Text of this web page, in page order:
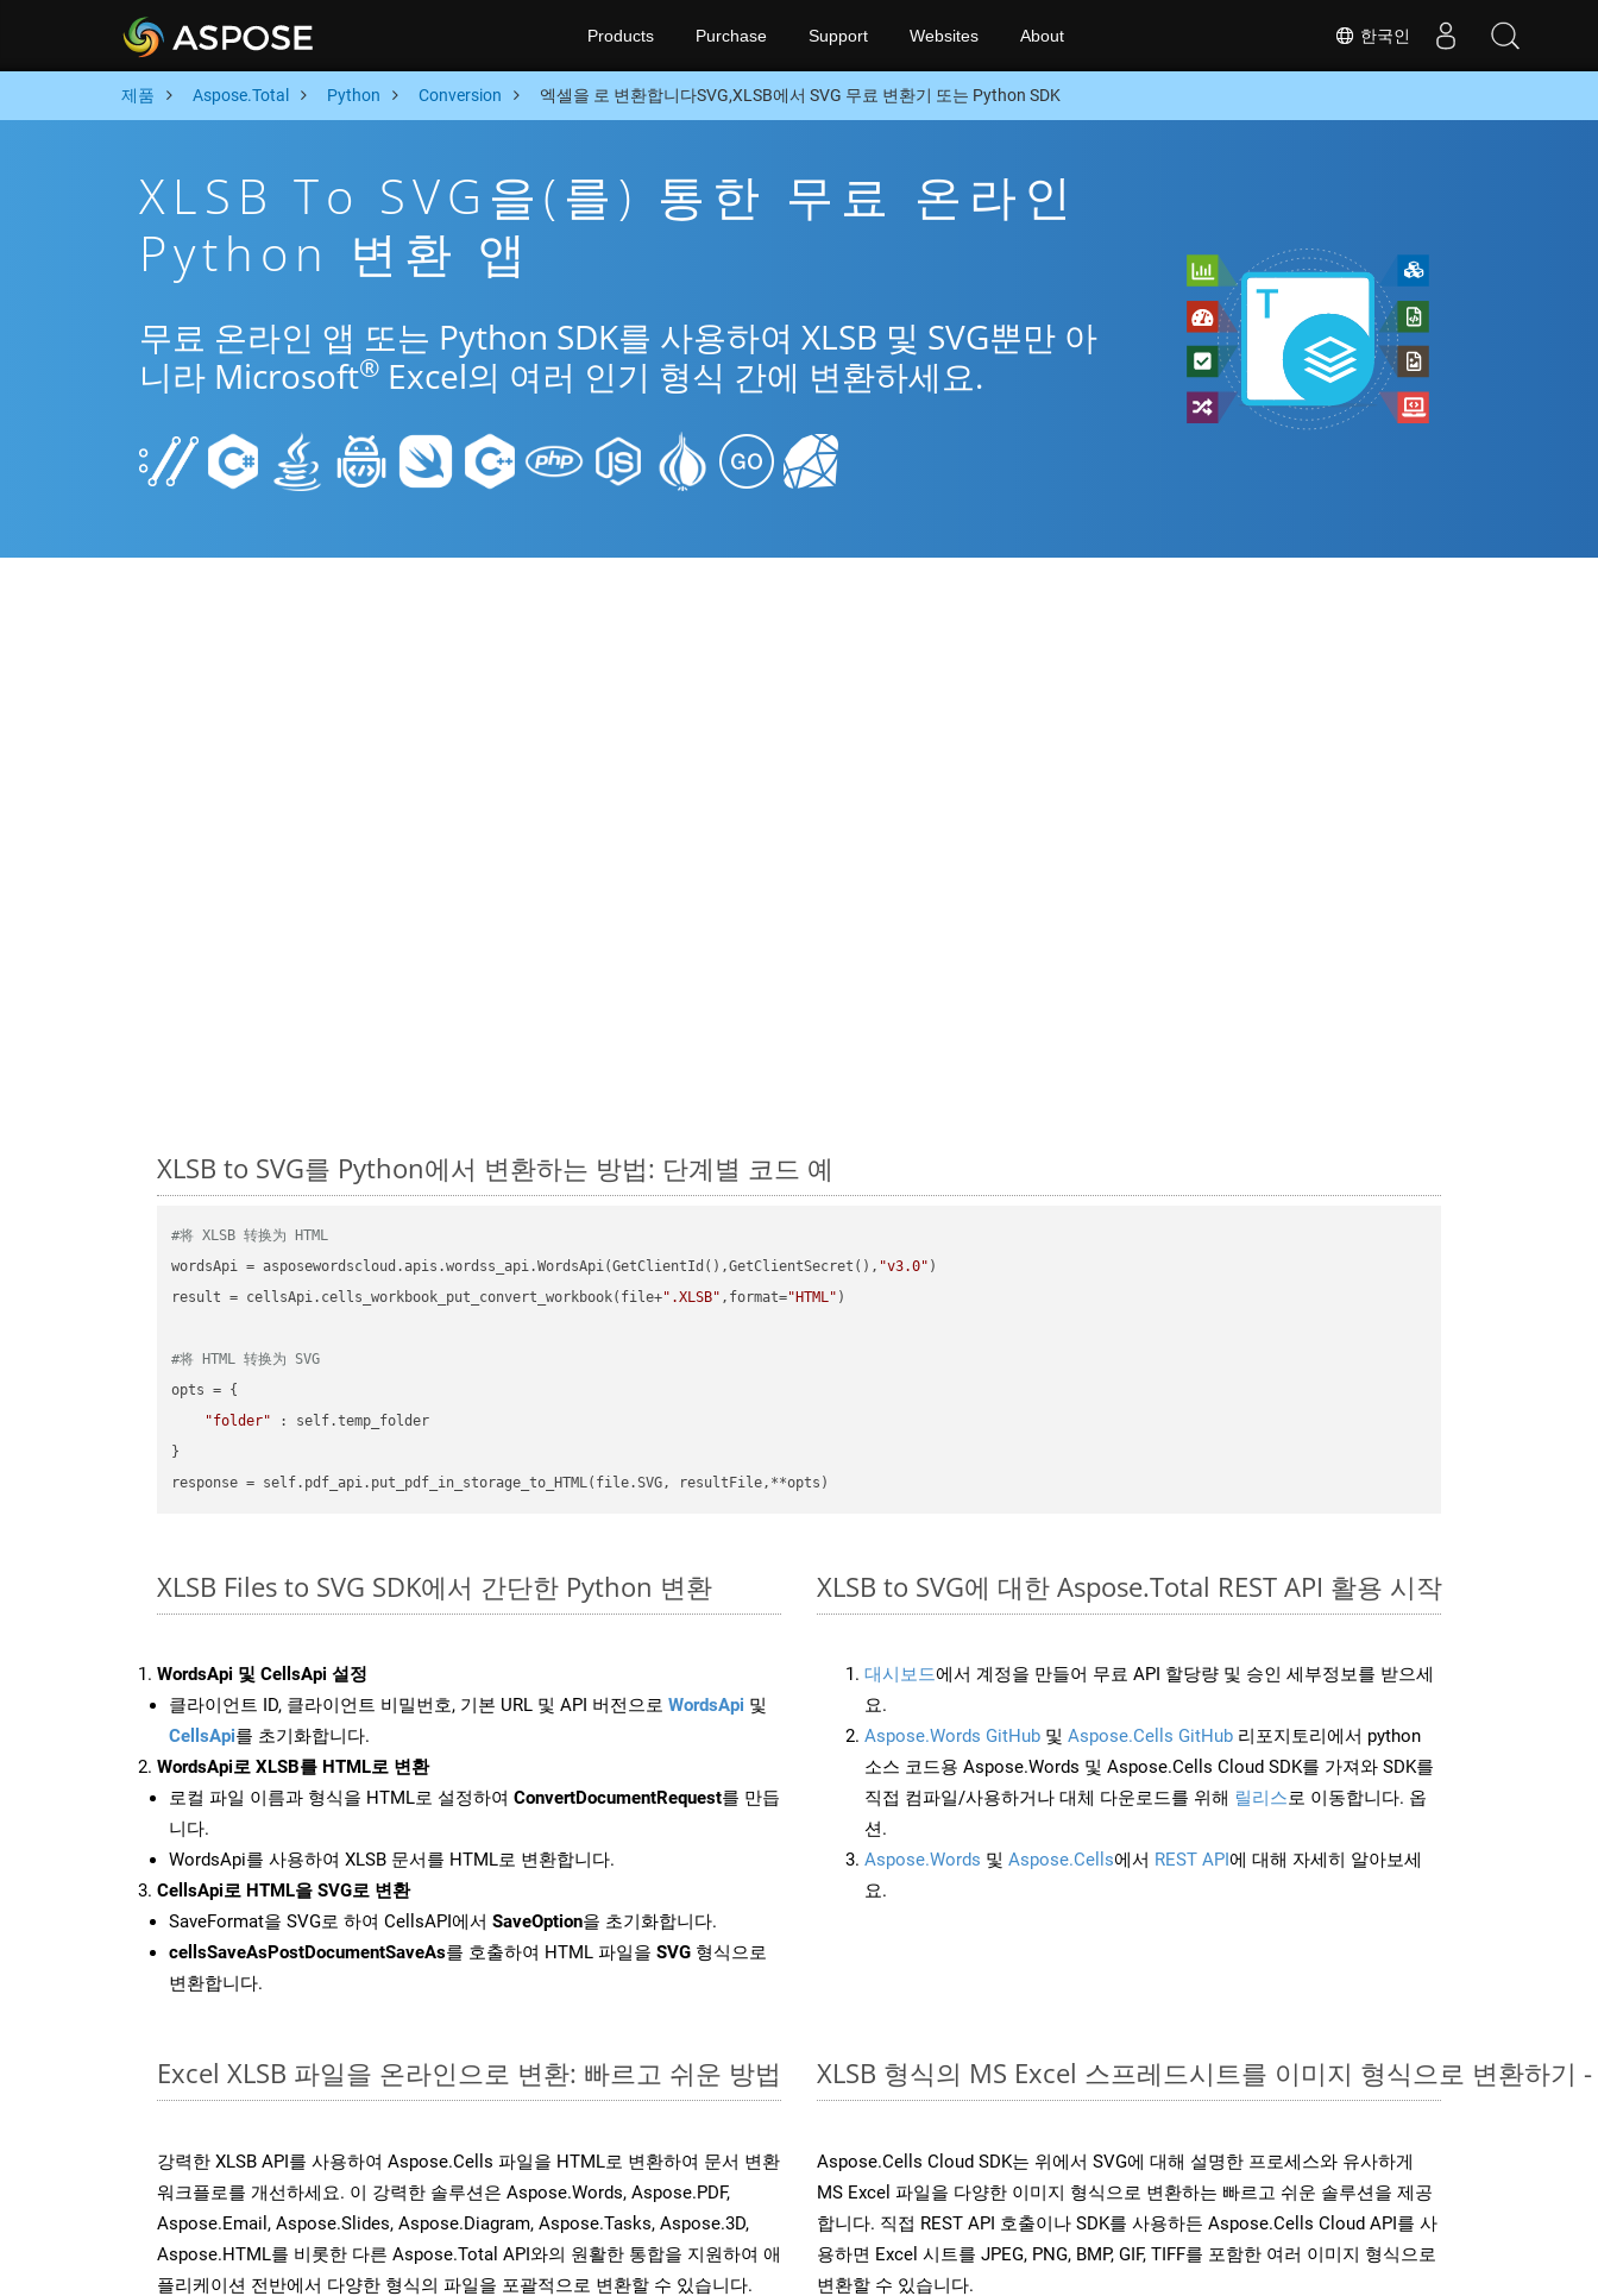
한국인
Products Purchase Support Websites About
제품 Aspose.Total Python Conversion 엑셀을 로 변환합니다SVG,XLSB에서 SVG 무료 변환기 또는 Python SDK
XLSB To SVG을(를) 통한 무료 온라인
Python 변환 앱
무료 온라인 앱 또는 Python SDK를 사용하여 XLSB 및 SVG뿐만 아
니라 Microsoft® Excel의 여러 인기 형식 간에 변환하세요.
XLSB to SVG를 Python에서 변환하는 방법: 단계별 코드 예
#将 XLSB 转换为 HTML
wordsApi = asposewordscloud.apis.wordss_api.WordsApi(GetClientId(),GetClientSecret(), "v3.0" )
result = cellsApi.cells_workbook_put_convert_workbook(file+".XLSB" ,format="HTML" )
#将 HTML 转换为 SVG
opts = {
"folder" : self.temp_folder
}
XLSB Files to SVG SDK에서 간단한 Python 변환
WordsApi 및 CellsApi 설정
클라이언트 ID, 클라이언트 비밀번호, 기본 URL 및 API 버전으로 WordsApi 및
CellsApi를 초기화합니다.
WordsApi로 XLSB를 HTML로 변환
로컬 파일 이름과 형식을 HTML로 설정하여 ConvertDocumentRequest를 만듭
니다.
WordsApi를 사용하여 XLSB 문서를 HTML로 변환합니다.
CellsApi로 HTML을 SVG로 변환
SaveFormat을 SVG로 하여 CellsAPI에서 SaveOption을 초기화합니다.
cellsSaveAsPostDocumentSaveAs를 호출하여 HTML 파일을 SVG 형식으로
변환합니다.
XLSB to SVG에 대한 Aspose.Total REST API 활용 시작
대시보드에서 계정을 만들어 무료 API 할당량 및 승인 세부정보를 받으세
요.
Aspose.Words GitHub 및 Aspose.Cells GitHub 리포지토리에서 python
소스 코드용 Aspose.Words 및 Aspose.Cells Cloud SDK를 가져와 SDK를
직접 컴파일/사용하거나 대체 다운로드를 위해 릴리스로 이동합니다. 옵
션.
Aspose.Words 및 Aspose.Cells에서 REST API에 대해 자세히 알아보세
요.
Excel XLSB 파일을 온라인으로 변환: 빠르고 쉬운 방법
강력한 XLSB API를 사용하여 Aspose.Cells 파일을 HTML로 변환하여 문서 변환
워크플로를 개선하세요. 이 강력한 솔루션은 Aspose.Words, Aspose.PDF,
Aspose.Email, Aspose.Slides, Aspose.Diagram, Aspose.Tasks, Aspose.3D,
Aspose.HTML를 비롯한 다른 Aspose.Total API와의 원활한 통합을 지원하여 애
플리케이션 전반에서 다양한 형식의 파일을 포괄적으로 변환할 수 있습니다.
XLSB 형식의 MS Excel 스프레드시트를 이미지 형식으로 변환하기
Aspose.Cells Cloud SDK는 위에서 SVG에 대해 설명한 프로세스와 유사하게
MS Excel 파일을 다양한 이미지 형식으로 변환하는 빠르고 쉬운 솔루션을 제공
합니다. 직접 REST API 호출이나 SDK를 사용하든 Aspose.Cells Cloud API를 사
용하면 Excel 시트를 JPEG, PNG, BMP, GIF, TIFF를 포함한 여러 이미지 형식으로
변환할 수 있습니다.